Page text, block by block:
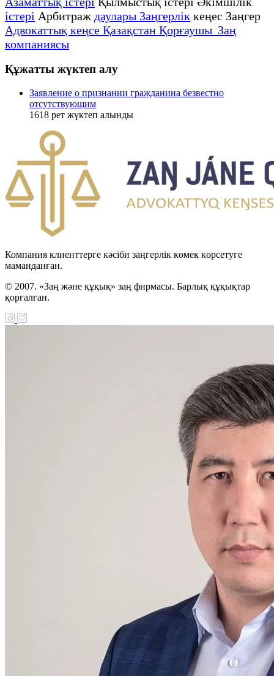
істері Арбитраж даулары Заңгерлік кеңес Заңгер
Адвокаттық кеңсе Қазақстан Қорғаушы Заң
компаниясы
Құжатты жүктеп алу
Заявление о признании гражданина безвестно
отсутствующим
1618 рет жүктеп алынды
Компания клиенттерге кәсіби заңгерлік көмек көрсетуге
маманданған.
© 2007. «Заң және құқық» заң фирмасы. Барлық құқықтар
қорғалған.